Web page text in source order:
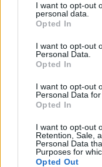
I want to opt-out
personal data.
Opted In
I want to opt-out
Personal Data.
Opted In
I want to opt-out
Personal Data
Opted In
I want to opt-out
Retention, Sale,
Personal Data
Purposes for
Opted Out